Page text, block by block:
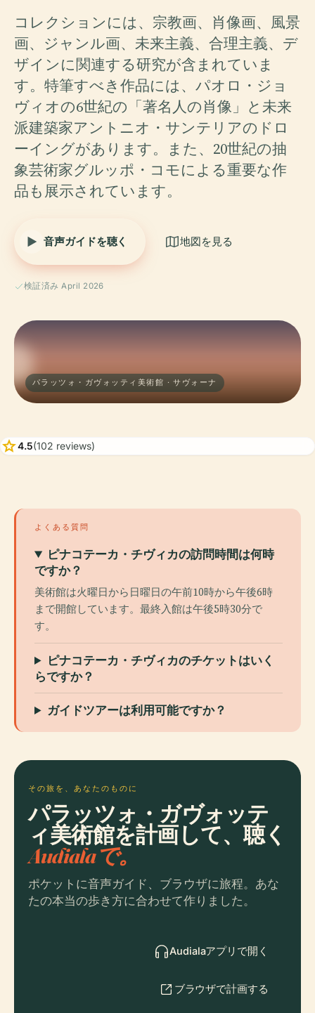
コレクションには、宗教画、肖像画、風景
画、ジャンル画、未来主義、合理主義、デ
ザインに関連する研究が含まれていま
す。特筆すべき作品には、パオロ・ジョ
ヴィオの6世紀の「著名人の肖像」と未来
派建築家アントニオ・サンテリアのドロ
ーイングがあります。また、20世紀の抽
象芸術家グルッポ・コモによる重要な作
品も展示されています。
音声ガイドを聴く 地図を見る
検証済み April 2026
パラッツォ・ガヴォッティ美術館 · サヴォーナ
star4.5(102 reviews)
よくある質問
ピナコテーカ・チヴィカの訪問時間は何時
ですか？
美術館は火曜日から日曜日の午前10時から午後6時
まで開館しています。最終入館は午後5時30分で
す。
ピナコテーカ・チヴィカのチケットはいく
らですか？
ガイドツアーは利用可能ですか？
その旅を、あなたのものに
パラッツォ・ガヴォッテ
ィ美術館を計画して、聴く
Audialaで。
ポケットに音声ガイド、ブラウザに旅程。あな
たの本当の歩き方に合わせて作りました。
Audialaアプリで開く
ブラウザで計画する